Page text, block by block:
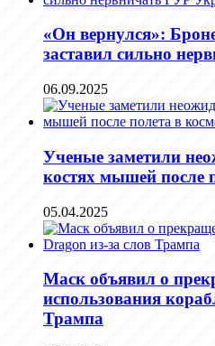
«Он вернулся»:
заставил сильно
06.09.2025
Ученые заметили
костях мышей после
05.04.2025
Маск объявил о
использования
Трампа